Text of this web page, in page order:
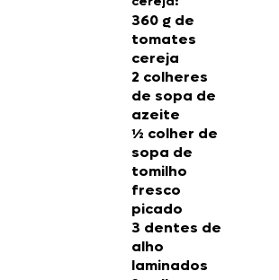
360 g de
tomates
cereja
2 colheres
de sopa de
azeite
½ colher de
sopa de
tomilho
fresco
picado
3 dentes de
alho
laminados